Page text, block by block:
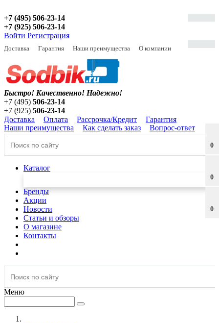
+7 (495) 506-23-14
+7 (925) 506-23-14
Войти Регистрация
Доставка Гарантия Наши преимущества О компании
0
0
0
Быстро! Качественно! Надежно!
+7 (495) 506-23-14
+7 (925) 506-23-14
Доставка
Оплата Рассрочка/Кредит
Гарантия
Наши преимущества
Как сделать заказ Вопрос-ответ
Каталог
Бренды
Акции
Новости
Статьи и обзоры
О магазине
Контакты
Меню